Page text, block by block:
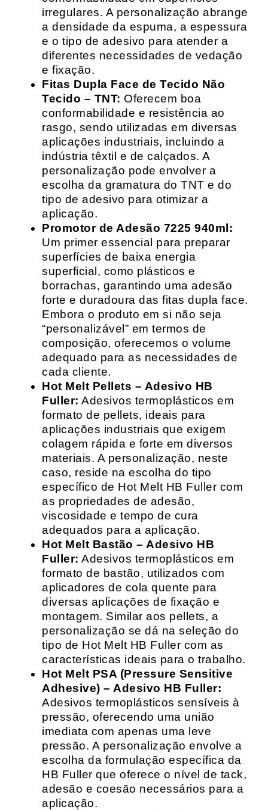
irregulares. A personalização abrange
a densidade da espuma, a espessura
e o tipo de adesivo para atender a
diferentes necessidades de vedação
e fixação.
Fitas Dupla Face de Tecido Não
Tecido – TNT: Oferecem boa
conformabilidade e resistência ao
rasgo, sendo utilizadas em diversas
aplicações industriais, incluindo a
indústria têxtil e de calçados. A
personalização pode envolver a
escolha da gramatura do TNT e do
tipo de adesivo para otimizar a
aplicação.
Promotor de Adesão 7225 940ml:
Um primer essencial para preparar
superfícies de baixa energia
superficial, como plásticos e
borrachas, garantindo uma adesão
forte e duradoura das fitas dupla face.
Embora o produto em si não seja
“personalizável” em termos de
composição, oferecemos o volume
adequado para as necessidades de
cada cliente.
Hot Melt Pellets – Adesivo HB
Fuller: Adesivos termoplásticos em
formato de pellets, ideais para
aplicações industriais que exigem
colagem rápida e forte em diversos
materiais. A personalização, neste
caso, reside na escolha do tipo
específico de Hot Melt HB Fuller com
as propriedades de adesão,
viscosidade e tempo de cura
adequados para a aplicação.
Hot Melt Bastão – Adesivo HB
Fuller: Adesivos termoplásticos em
formato de bastão, utilizados com
aplicadores de cola quente para
diversas aplicações de fixação e
montagem. Similar aos pellets, a
personalização se dá na seleção do
tipo de Hot Melt HB Fuller com as
características ideais para o trabalho.
Hot Melt PSA (Pressure Sensitive
Adhesive) – Adesivo HB Fuller:
Adesivos termoplásticos sensíveis à
pressão, oferecendo uma união
imediata com apenas uma leve
pressão. A personalização envolve a
escolha da formulação específica da
HB Fuller que oferece o nível de tack,
adesão e coesão necessários para a
aplicação.